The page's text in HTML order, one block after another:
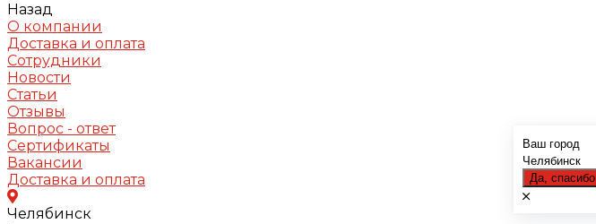
Назад
О компании
Доставка и оплата
Сотрудники
Новости
Статьи
Отзывы
Вопрос - ответ
Сертификаты
Вакансии
Доставка и оплата
Челябинск
Ваш город
Челябинск
Да, спасибо